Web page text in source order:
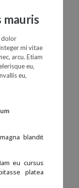
mauris
dolor
mi vitae
arcu. Etiam
eu,
eu,
blandit
eu cursus
platea